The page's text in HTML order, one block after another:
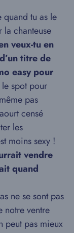
quand tu as le
la chanteuse
veux-tu en
titre de
easy pour
spot pour
pas
censé
les
moins sexy !
vendre
quand
ne se sont pas
notre ventre
peut pas mieux